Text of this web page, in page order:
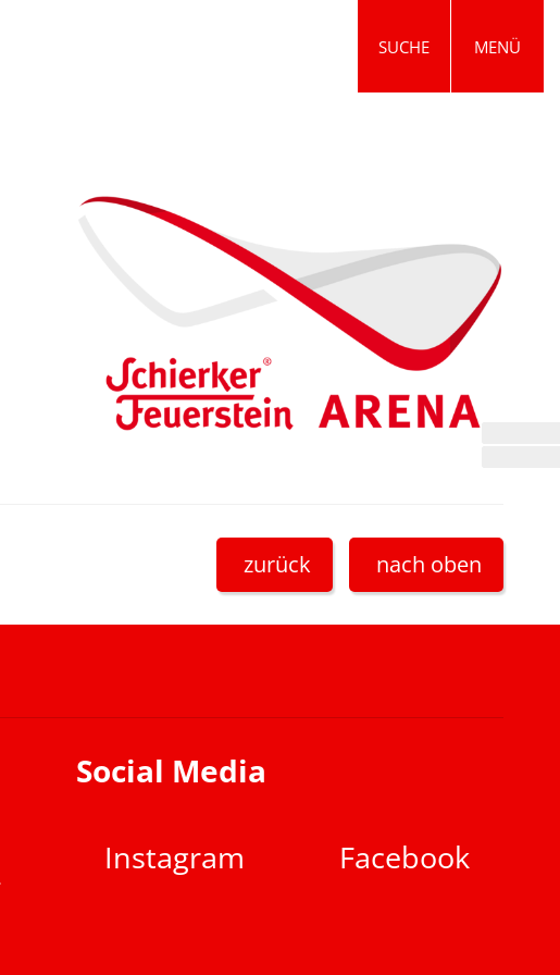
SUCHE MENÜ
zurück nach oben
Social Media
Instagram Facebook